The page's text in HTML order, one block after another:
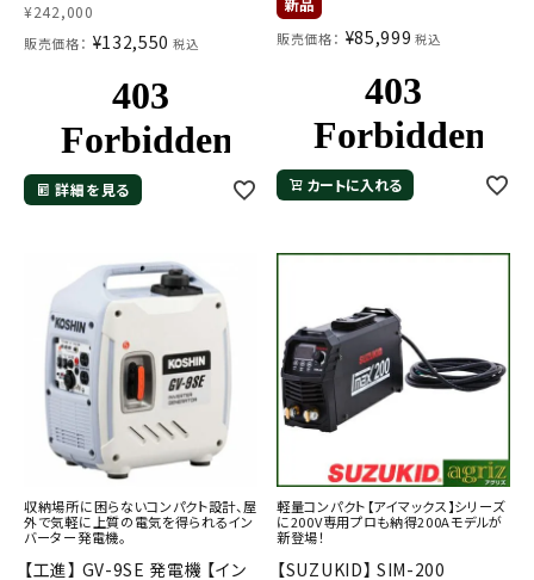
¥242,000
販売価格： ¥132,550 税込
詳細を見る
販売価格： ¥85,999 税込
カートに入れる
収納場所に困らないコンパクト設計、屋
外で気軽に上質の電気を得られるイン
バーター発電機。
【工進】 GV-9SE 発電機 【イン
軽量コンパクト【アイマックス】シリーズ
に200V専用プロも納得200Aモデルが
新登場！
【SUZUKID】 SIM-200